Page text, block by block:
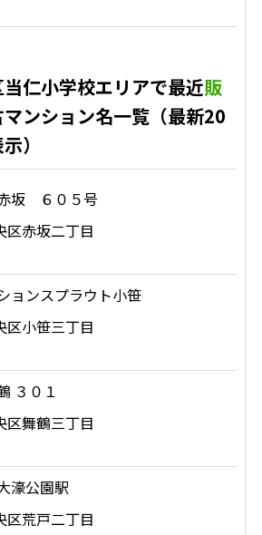
仁小学校エリアで最近販
ンション名一覧（最新20
）
坂 ６０５号
区赤坂二丁目
ョンスプラウト小笹
区小笹三丁目
３０１
区舞鶴三丁目
濠公園駅
区荒戸二丁目